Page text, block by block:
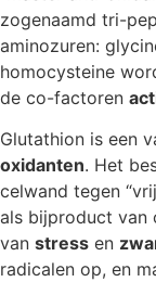
zogenaamd tri-
aminozuren:
homocysteine
de co-factoren
Glutathion is een
oxidanten. Het
celwand tegen
als bijproduct van
van stress en
radicalen op, en